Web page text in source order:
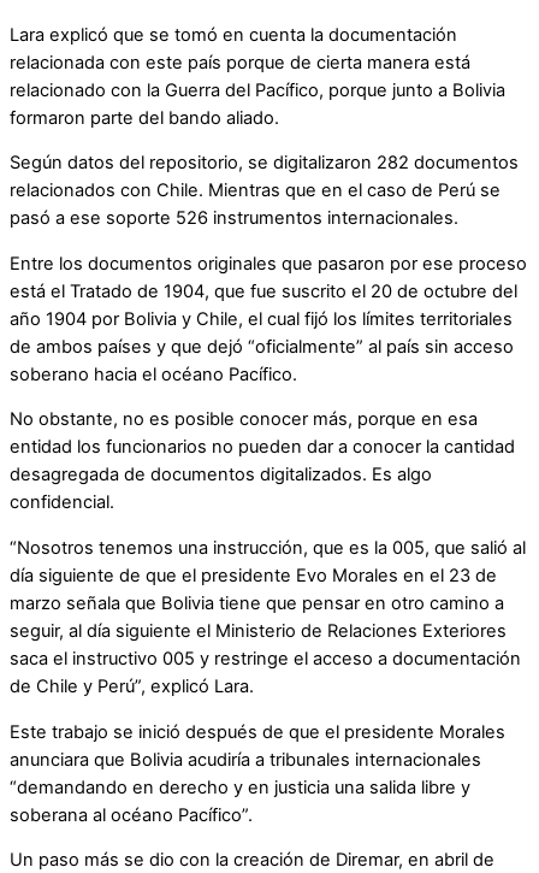
Lara explicó que se tomó en cuenta la documentación
relacionada con este país porque de cierta manera está
relacionado con la Guerra del Pacífico, porque junto a Bolivia
formaron parte del bando aliado.
Según datos del repositorio, se digitalizaron 282 documentos
relacionados con Chile. Mientras que en el caso de Perú se
pasó a ese soporte 526 instrumentos internacionales.
Entre los documentos originales que pasaron por ese proceso
está el Tratado de 1904, que fue suscrito el 20 de octubre del
año 1904 por Bolivia y Chile, el cual fijó los límites territoriales
de ambos países y que dejó “oficialmente” al país sin acceso
soberano hacia el océano Pacífico.
No obstante, no es posible conocer más, porque en esa
entidad los funcionarios no pueden dar a conocer la cantidad
desagregada de documentos digitalizados. Es algo
confidencial.
“Nosotros tenemos una instrucción, que es la 005, que salió al
día siguiente de que el presidente Evo Morales en el 23 de
marzo señala que Bolivia tiene que pensar en otro camino a
seguir, al día siguiente el Ministerio de Relaciones Exteriores
saca el instructivo 005 y restringe el acceso a documentación
de Chile y Perú”, explicó Lara.
Este trabajo se inició después de que el presidente Morales
anunciara que Bolivia acudiría a tribunales internacionales
“demandando en derecho y en justicia una salida libre y
soberana al océano Pacífico”.
Un paso más se dio con la creación de Diremar, en abril de